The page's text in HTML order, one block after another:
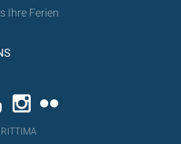
Ihre Ferien
YouTubeInstagram